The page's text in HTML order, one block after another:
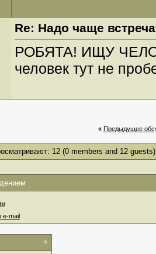
Re: Надо чаще
РОБЯТА! ИЩУ
человек тут не
« Предыдущее
12 (0 members and 12 guests)
e-mail